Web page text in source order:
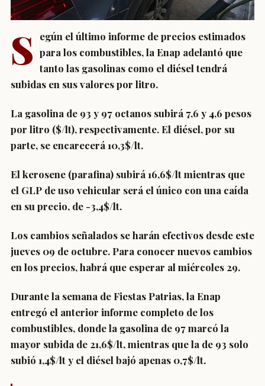
S egún el último informe de precios estimados
para los combustibles, la Enap adelantó que
tanto las gasolinas como el diésel tendrá
subidas en sus valores por litro.
La gasolina de 93 y 97 octanos subirá 7,6 y 4,6 pesos
por litro ($/lt), respectivamente. El diésel,por su
parte, se encarecerá 10,3$/lt.
El kerosene (parafina) subirá 16,6$/lt mientras que
el GLP de uso vehicular será el único con una caída
en su precio, de -3,4$/lt.
Los cambios señalados se harán efectivos desde este
jueves 09 de octubre. Para conocer nuevos cambios
en los precios, habrá que esperar al miércoles 29.
Durante la semana de Fiestas Patrias, la Enap
entregó el anterior informe completo de los
combustibles, donde la gasolina de 97 marcó la
mayor subida de 21,6$/lt, mientras que la de 93 solo
subió 1,4$/lt y el diésel bajó apenas 0,7$/lt.